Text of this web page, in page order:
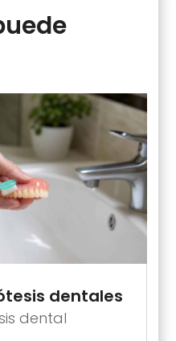
dentales
dental